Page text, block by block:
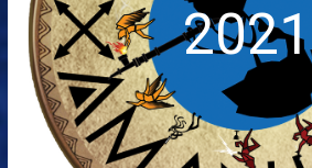
2021